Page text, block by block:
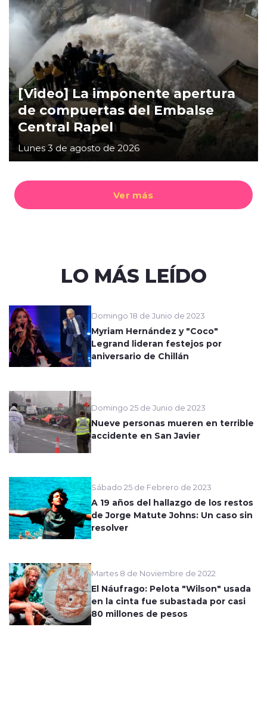
Ver más
[Video] La imponente apertura
de compuertas del Embalse
Central Rapel
Lunes 3 de agosto de 2026
LO MÁS LEÍDO
Domingo 18 de Junio de 2023
Myriam Hernández y "Coco"
Legrand lideran festejos por
aniversario de Chillán
Domingo 25 de Junio de 2023
Nueve personas mueren en terrible
accidente en San Javier
Sábado 25 de Febrero de 2023
A 19 años del hallazgo de los restos
de Jorge Matute Johns: Un caso sin
resolver
Martes 8 de Noviembre de 2022
El Náufrago: Pelota "Wilson" usada
en la cinta fue subastada por casi
80 millones de pesos